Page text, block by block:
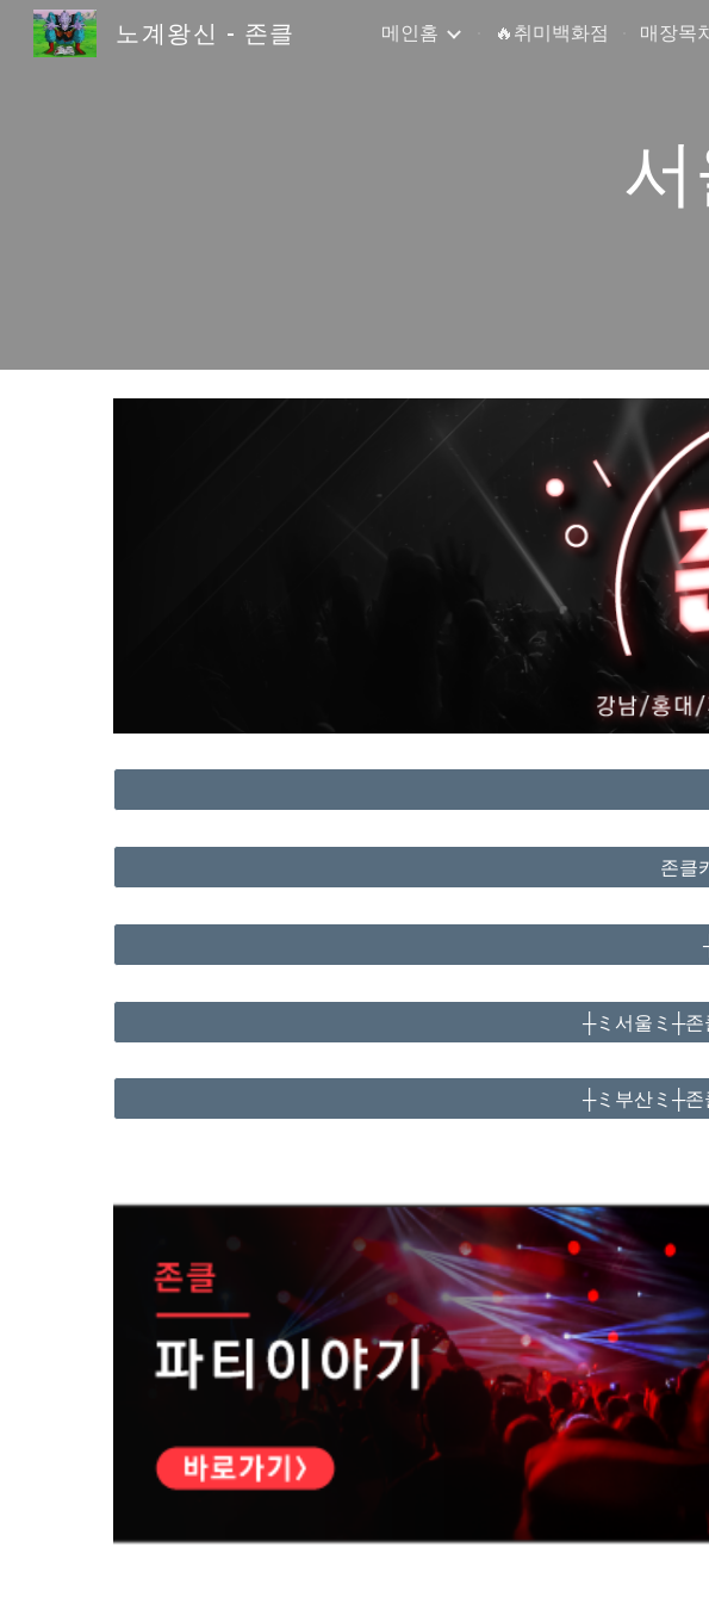
Skip to main content
노계왕신 - 존클 메인홈 🔥취미백화점 매장목
존클
┼ミ서울ミ┼존
┼ミ부산ミ┼존